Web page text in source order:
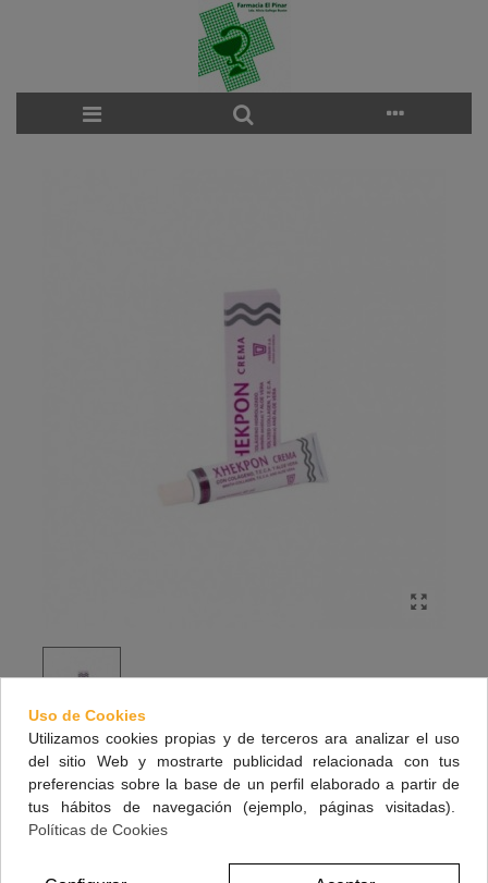
XHEKPON CREMA CUIDADO FACIAL
CUELLO Y ESCOTE 40 ML
10,95 € (impuestos inc.)
Uso de Cookies
Utilizamos cookies propias y de terceros ara analizar el uso
del sitio Web y mostrarte publicidad relacionada con tus
preferencias sobre la base de un perfil elaborado a partir de
tus hábitos de navegación (ejemplo, páginas visitadas).
Políticas de Cookies